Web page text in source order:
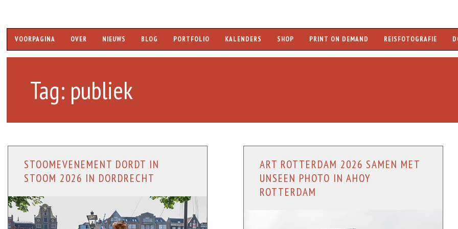
Hoofdmenu
VOORPAGINA OVER NIEUWS BLOG PORTFOLIO KALENDERS SHOP PRINT ON DEMAND REISFOTOGRAFIE
Tag: publiek
STOOMEVENEMENT DORDT IN
STOOM 2026 IN DORDRECHT
ART ROTTERDAM 2026 SAMEN MET
UNSEEN PHOTO IN AHOY
ROTTERDAM